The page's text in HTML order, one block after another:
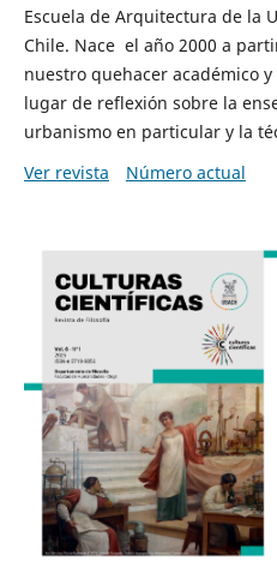
Escuela de Arquitectura de la
Chile. Nace el año 2000 a
nuestro quehacer académico
lugar de reflexión sobre la
urbanismo en particular y la
Ver revista
Número actual